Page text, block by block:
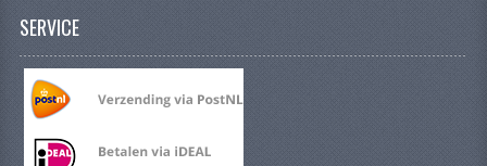
MOTORBLOK DELEN
CARBURATEURDELEN
CARBURATEURS EN SPROEIERS
SERVICE